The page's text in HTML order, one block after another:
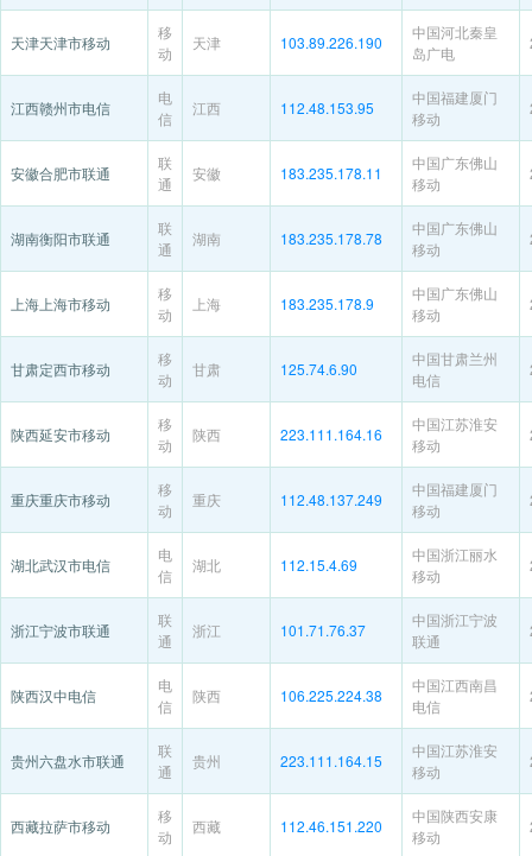
天津天津市移动
移
动
天津 103.89.226.190
中国河北秦皇
岛广电
江西赣州市电信
电
信
江西 112.48.153.95
中国福建厦门
移动
安徽合肥市联通
联
通
安徽 183.235.178.11
中国广东佛山
移动
湖南衡阳市联通
联
通
湖南 183.235.178.78
中国广东佛山
移动
上海上海市移动
移
动
上海 183.235.178.9
中国广东佛山
移动
甘肃定西市移动
移
动
甘肃 125.74.6.90
中国甘肃兰州
电信
陕西延安市移动
移
动
陕西 223.111.164.16
中国江苏淮安
移动
重庆重庆市移动
移
动
重庆 112.48.137.249
中国福建厦门
移动
湖北武汉市电信
电
信
湖北 112.15.4.69
中国浙江丽水
移动
浙江宁波市联通
联
通
浙江 101.71.76.37
中国浙江宁波
联通
陕西汉中电信
电
信
陕西 106.225.224.38
中国江西南昌
电信
贵州六盘水市联通
联
通
贵州 223.111.164.15
中国江苏淮安
移动
西藏拉萨市移动
移
动
西藏 112.46.151.220
中国陕西安康
移动